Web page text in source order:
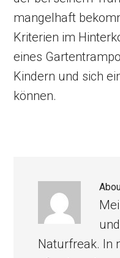
mangelhaft
Kriterien im
eines
Kindern und sich
können.
Naturfreak. In